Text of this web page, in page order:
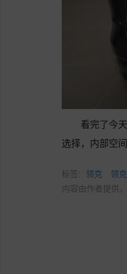
看完了今
选择，内部空
标签: 领克 领
内容由作者提供